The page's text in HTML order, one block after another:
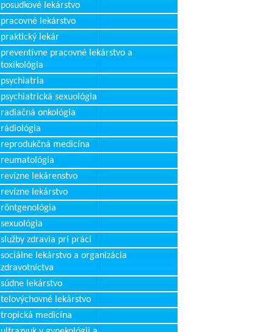
posudkové lekárstvo
pracovné lekárstvo
praktický lekár
preventívne pracovné lekárstvo a
toxikológia
psychiatria
psychiatrická sexuológia
radiačná onkológia
rádiológia
reprodukčná medicína
reumatológia
revízne lekárenstvo
revízne lekárstvo
röntgenológia
sexuológia
služby zdravia pri práci
sociálne lekárstvo a organizácia
zdravotníctva
súdne lekárstvo
telovýchovné lekárstvo
tropická medicína